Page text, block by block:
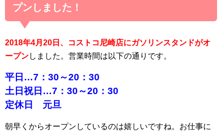
プンしました！
2018年4月20日、コストコ尼崎店にガソリンスタンドがオ
ープンしました。営業時間は以下の通りです。
平日…7：30～20：30
土日祝日…7：30～20：30
定休日 元旦
朝早くからオープンしているのは嬉しいですね。お仕事に